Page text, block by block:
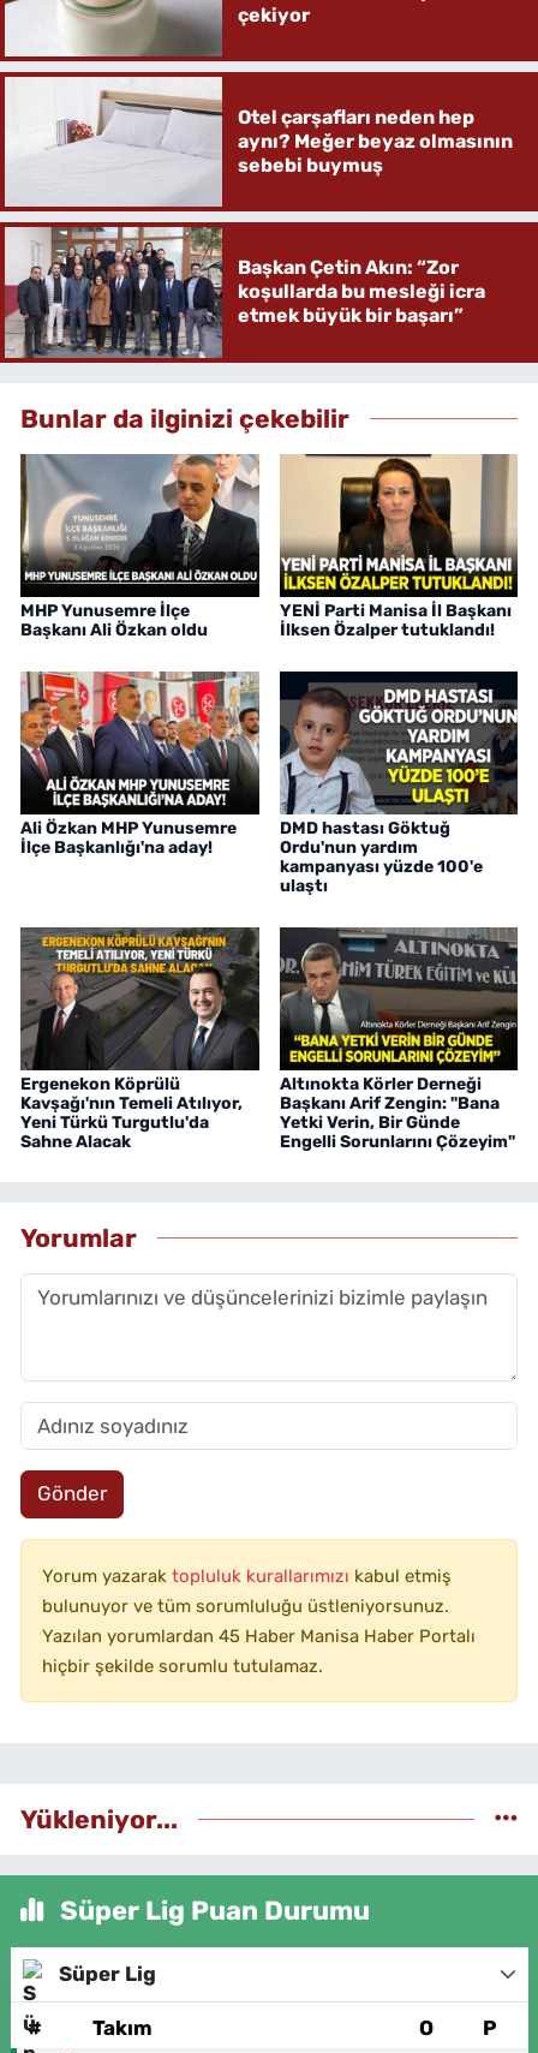
çekiyor
Otel çarşafları neden hep
aynı? Meğer beyaz olmasının
sebebi buymuş
Başkan Çetin Akın: “Zor
koşullarda bu mesleği icra
etmek büyük bir başarı”
Bunlar da ilginizi çekebilir
MHP Yunusemre İlçe
Başkanı Ali Özkan oldu
YENİ Parti Manisa İl Başkanı
İlksen Özalper tutuklandı!
Ali Özkan MHP Yunusemre
İlçe Başkanlığı'na aday!
DMD hastası Göktuğ
Ordu'nun yardım
kampanyası yüzde 100'e
ulaştı
Ergenekon Köprülü
Kavşağı'nın Temeli Atılıyor,
Yeni Türkü Turgutlu'da
Sahne Alacak
Altınokta Körler Derneği
Başkanı Arif Zengin: "Bana
Yetki Verin, Bir Günde
Engelli Sorunlarını Çözeyim"
Yorumlar
Gönder
Yorum yazarak topluluk kurallarımızı kabul etmiş
bulunuyor ve tüm sorumluluğu üstleniyorsunuz.
Yazılan yorumlardan 45 Haber Manisa Haber Portalı
hiçbir şekilde sorumlu tutulamaz.
Yükleniyor...
Süper Lig Puan Durumu
Süper Lig
# Takım O P